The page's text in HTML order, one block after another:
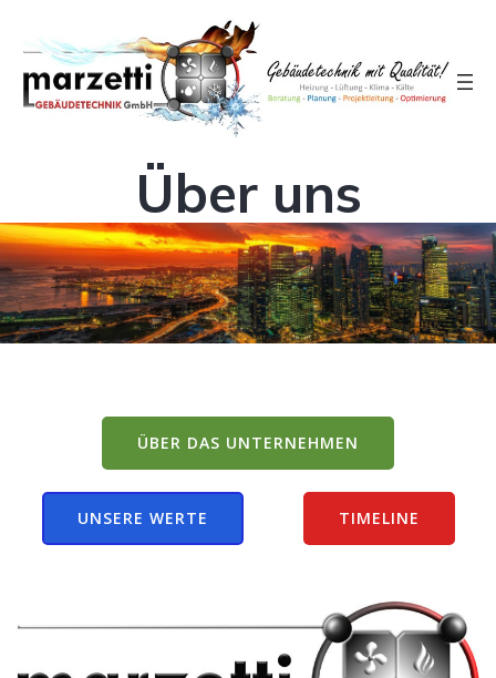
Über uns
ÜBER DAS UNTERNEHMEN
UNSERE WERTE TIMELINE